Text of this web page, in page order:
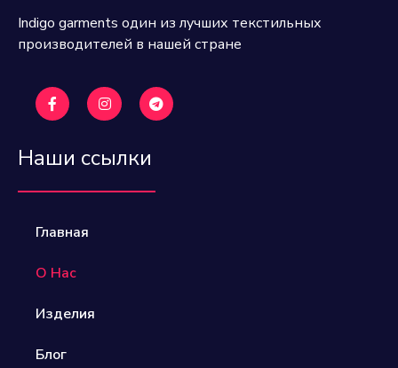
Indigo garments один из лучших текстильных
производителей в нашей стране
Наши ссылки
Главная
О Нас
Изделия
Блог